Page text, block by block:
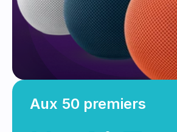
Aux 50 premiers